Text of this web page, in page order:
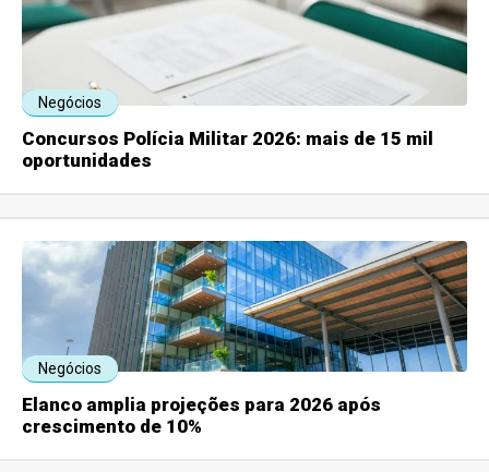
Negócios
Concursos Polícia Militar 2026: mais de 15 mil
oportunidades
Negócios
Elanco amplia projeções para 2026 após
crescimento de 10%